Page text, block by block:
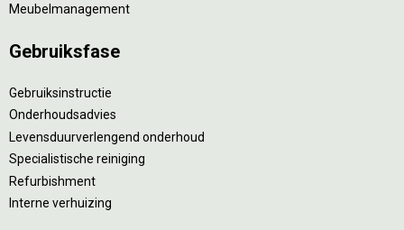
Meubelmanagement
Gebruiksfase
Gebruiksinstructie
Onderhoudsadvies
Levensduurverlengend onderhoud
Specialistische reiniging
Refurbishment
Interne verhuizing